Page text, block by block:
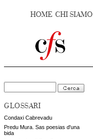
HOME CHI SIAMO
GLOSSARI
Condaxi Cabrevadu
Predu Mura. Sas poesias d'una
bida